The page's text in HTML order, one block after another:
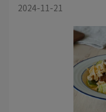
2024-11-21